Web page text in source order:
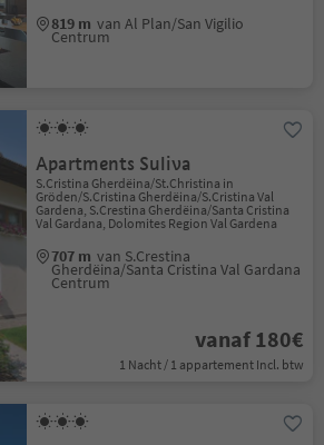
819 m van Al Plan/San Vigilio
Centrum
Apartments Suliva
S.Cristina Gherdëina/St.Christina in
Gröden/S.Cristina Gherdëina/S.Cristina Val
Gardena, S.Crestina Gherdëina/Santa Cristina
Val Gardana, Dolomites Region Val Gardena
707 m van S.Crestina
Gherdëina/Santa Cristina Val Gardana
Centrum
vanaf 180€
1 Nacht / 1 appartement Incl. btw